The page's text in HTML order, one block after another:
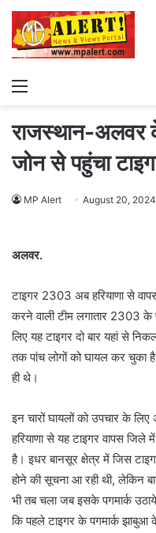
Menu
राजस्थान-
जोन से पहुंचा
MP Alert August 20, 2024
अलवर.
टाइगर 2303 अब हरियाणा से
करने वाली टीम लगातार 2303
लिए यह टाइगर दो बार यहां से
तक पांच लोगों को घायल कर चुका
ही थे।
इन चारों घायलों को उपचार के
हरियाणा से यह टाइगर वापस जिले
है। इधर बानसूर क्षेत्र में जिस
होने की सूचना आ रही थी, लेकिन
भी तब चला जब इसके पगमार्क
कि पहले टाइगर के पगमार्क